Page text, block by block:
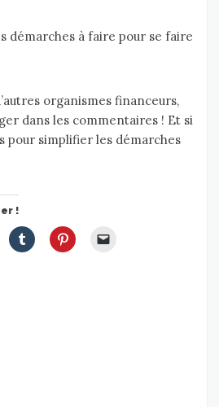
démarches à faire pour se faire
organismes financeurs,
dans les commentaires ! Et si
pour simplifier les démarches
!